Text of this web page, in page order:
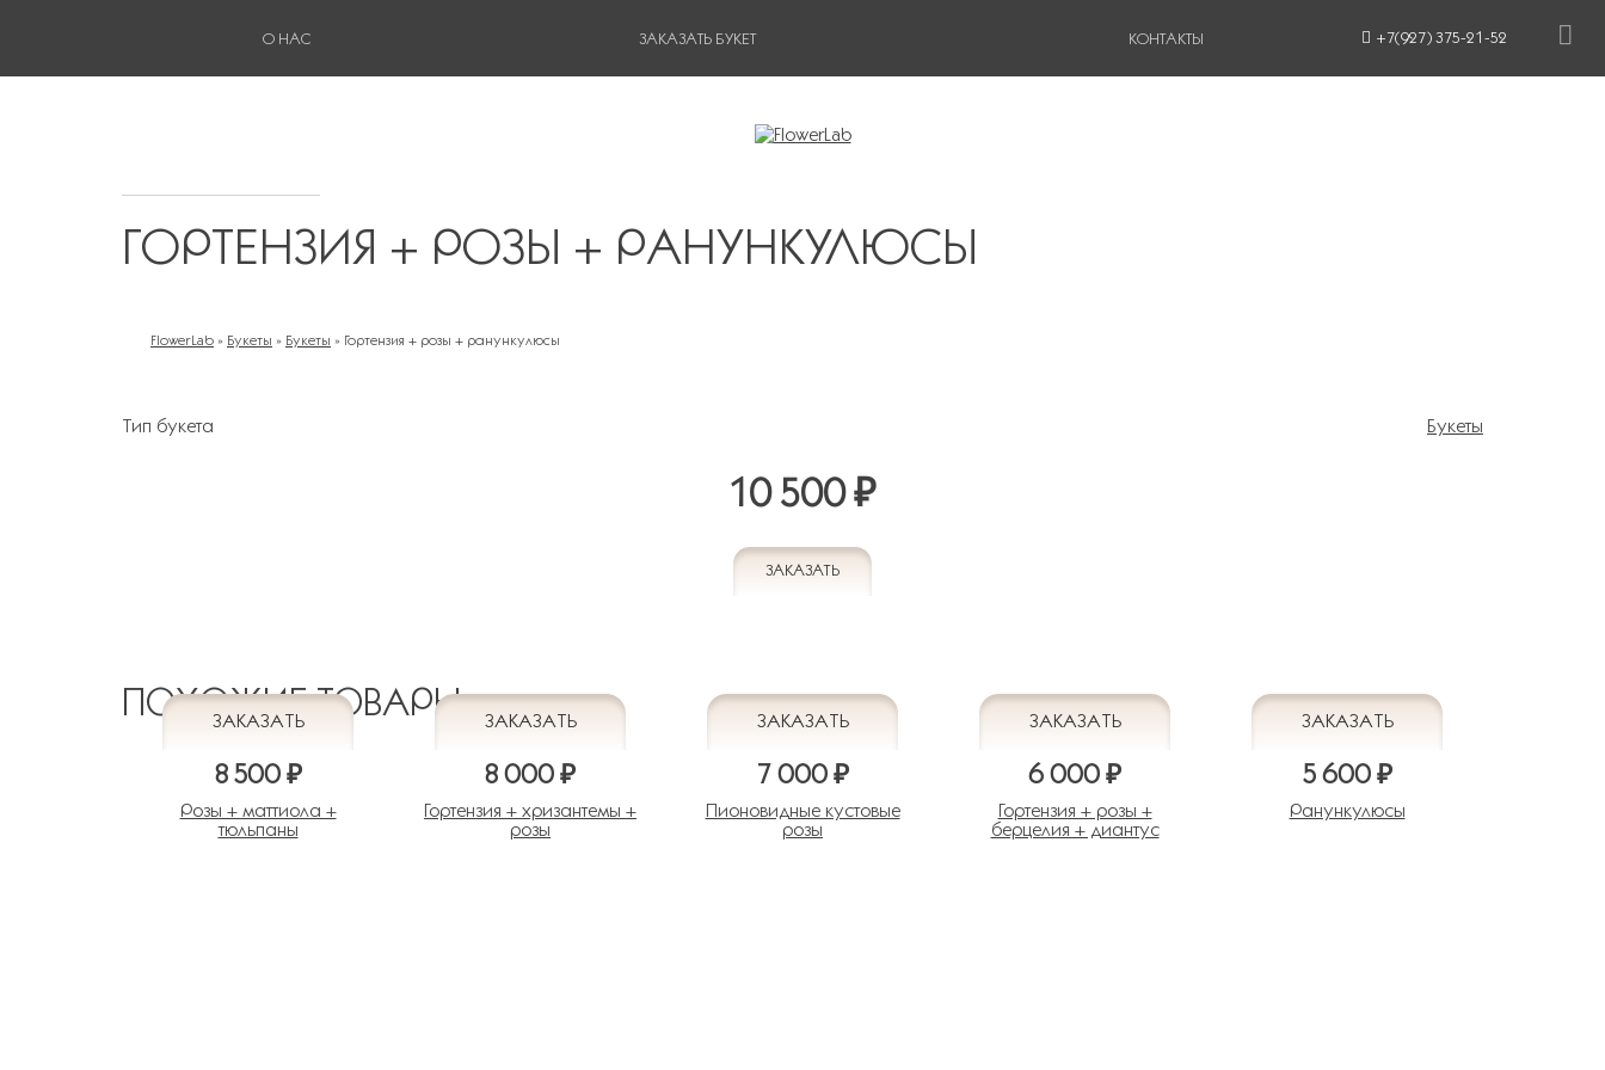
О НАС ЗАКАЗАТЬ БУКЕТ КОНТАКТЫ +7(927) 375-21-52
ГОРТЕНЗИЯ + РОЗЫ + РАНУНКУЛЮСЫ
FlowerLab » Букеты » Букеты » Гортензия + розы + ранункулюсы
Тип букета Букеты
10 500 ₽
ПОХОЖИЕ ТОВАРЫ
8 500 ₽
Розы + маттиола +
тюльпаны
8 000 ₽
Гортензия + хризантемы +
розы
7 000 ₽
Пионовидные кустовые
розы
6 000 ₽
Гортензия + розы +
берцелия + диантус
5 600 ₽
Ранункулюсы